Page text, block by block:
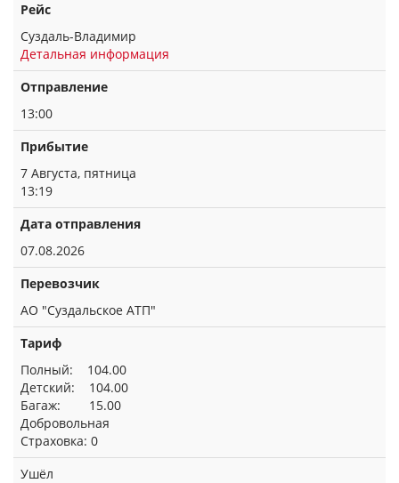
Рейс
Суздаль-Владимир
Детальная информация
Отправление
13:00
Прибытие
7 Августа, пятница
13:19
Дата отправления
07.08.2026
Перевозчик
АО "Суздальское АТП"
Тариф
Полный: 104.00
Детский: 104.00
Багаж: 15.00
Добровольная
Страховка: 0
Ушёл